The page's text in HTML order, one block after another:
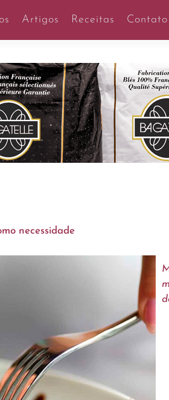
Artigos Receitas Contato
necessidade